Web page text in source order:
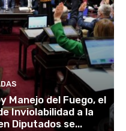
Manejo del Fuego, el
Inviolabilidad a la
Diputados se...